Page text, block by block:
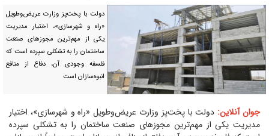
دولت با پخت‌پز وزارت عریض‌و‌طویل
«راه و شهرسازی»، اختیار مدیریت
یکی از مهم‌ترین مجوز‌های صنعت
ساختمان را به تشکلی سپرده است که
فلسفه وجودی آن، دفاع از منافع
انبوه‌سازان است
جوان آنلاین: دولت با پخت‌پز وزارت عریض‌و‌طویل «راه و شهرسازی»، اختیار
مدیریت یکی از مهم‌ترین مجوز‌های صنعت ساختمان را به تشکلی سپرده